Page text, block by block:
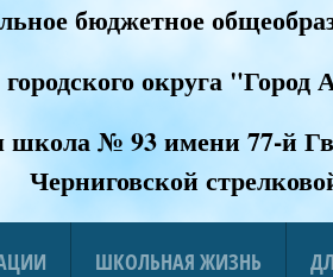
бюджетное
городского округа "Город
школа № 93 имени 77-й
Черниговской
ШКОЛЬНАЯ ЖИЗНЬ